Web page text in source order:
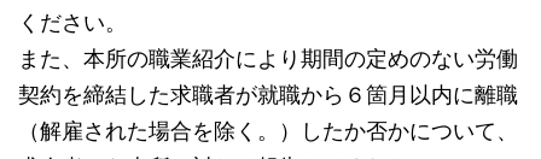
ください。
また、本所の職業紹介により期間の定めのない労働
契約を締結した求職者が就職から６箇月以内に離職
（解雇された場合を除く。）したか否かについて、